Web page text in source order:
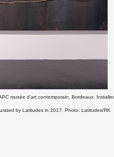
musée d’art contemporain, Bordeaux.
by Latitudes in 2017. Photo: Latitudes/RK